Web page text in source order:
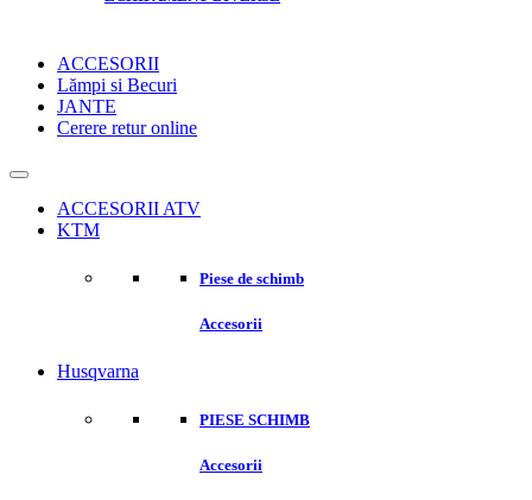
ACCESORII
Lămpi si Becuri
JANTE
Cerere retur online
ACCESORII ATV
KTM
Piese de schimb
Accesorii
Husqvarna
PIESE SCHIMB
Accesorii